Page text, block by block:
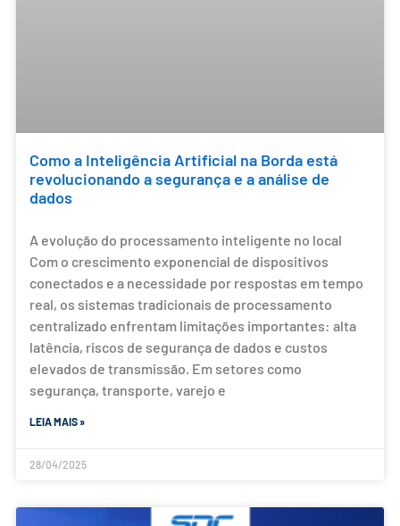
Como a Inteligência Artificial na Borda está
revolucionando a segurança e a análise de
dados
A evolução do processamento inteligente no local
Com o crescimento exponencial de dispositivos
conectados e a necessidade por respostas em tempo
real, os sistemas tradicionais de processamento
centralizado enfrentam limitações importantes: alta
latência, riscos de segurança de dados e custos
elevados de transmissão. Em setores como
segurança, transporte, varejo e
LEIA MAIS »
28/04/2025